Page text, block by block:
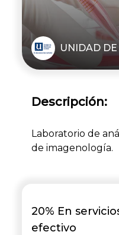
UNIDAD
Descripción:
Laboratorio de
de imagenología.
20% En
efectivo